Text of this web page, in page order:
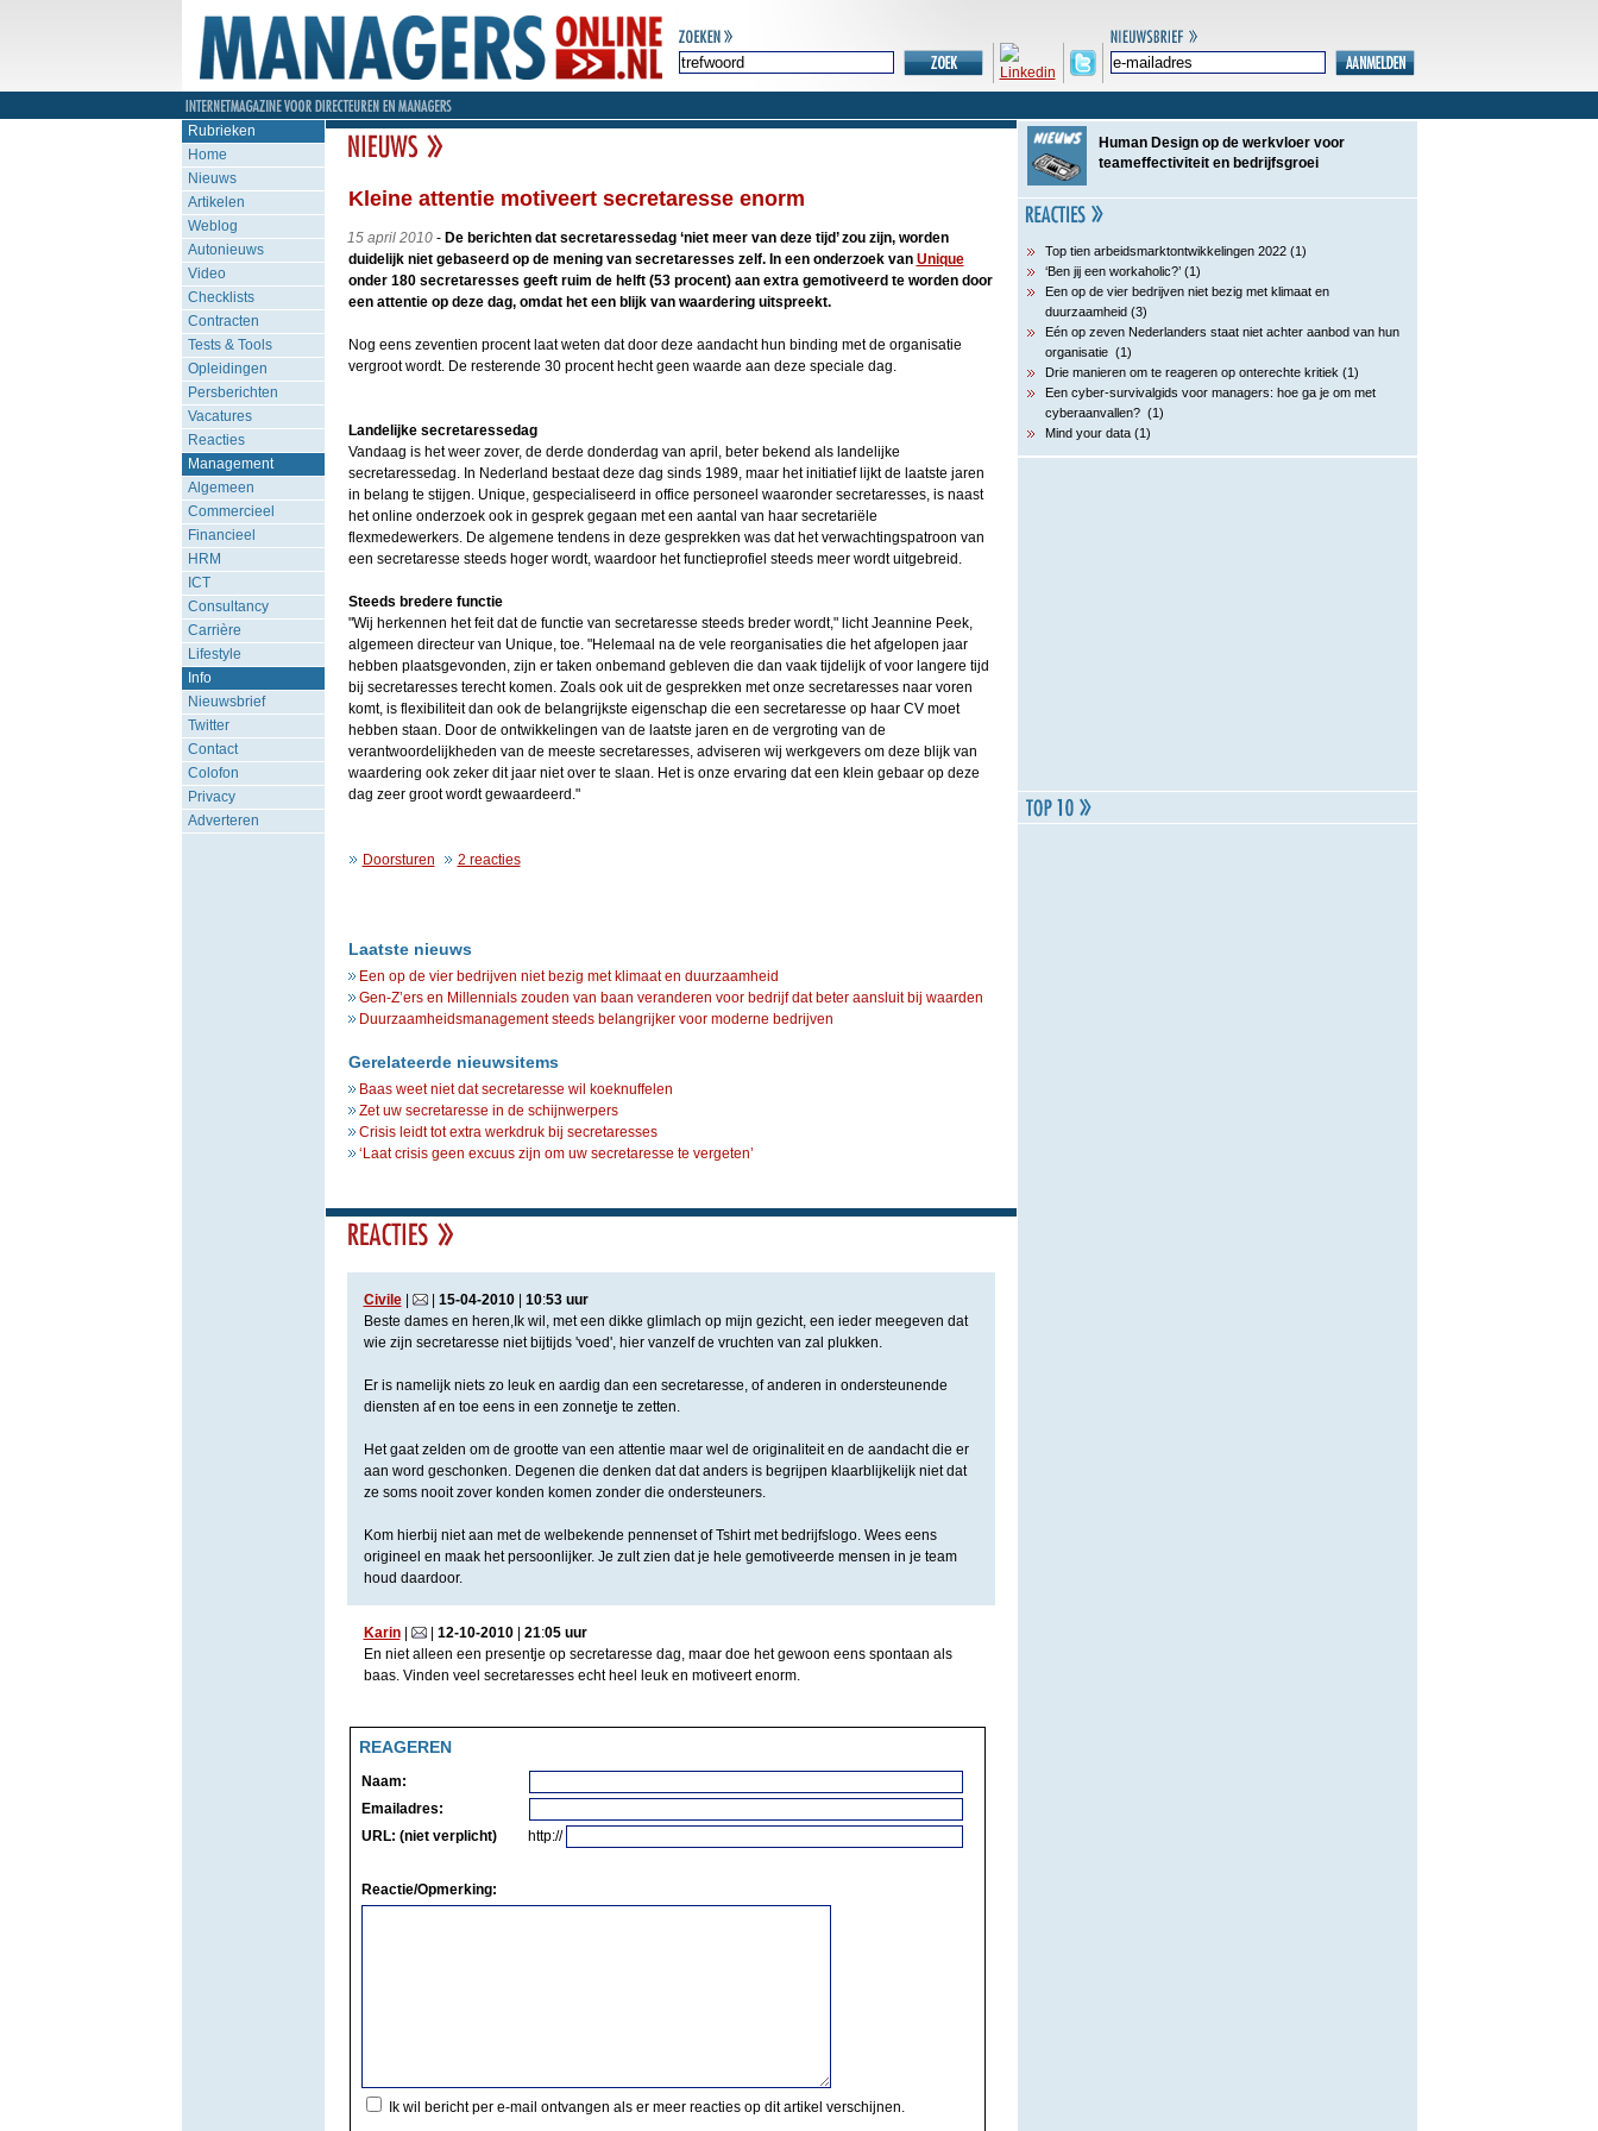
Rubrieken
Home
Nieuws
Artikelen
Weblog
Autonieuws
Video
Checklists
Contracten
Tests & Tools
Opleidingen
Persberichten
Vacatures
Reacties
Management
Algemeen
Commercieel
Financieel
HRM
ICT
Consultancy
Carrière
Lifestyle
Info
Nieuwsbrief
Twitter
Contact
Colofon
Privacy
Adverteren
Kleine attentie motiveert secretaresse enorm
15 april 2010- De berichten dat secretaressedag ‘niet meer van deze tijd’ zou zijn, worden
duidelijk niet gebaseerd op de mening van secretaresses zelf. In een onderzoek van Unique
onder 180 secretaresses geeft ruim de helft (53 procent) aan extra gemotiveerd te worden door
een attentie op deze dag, omdat het een blijk van waardering uitspreekt.
Nog eens zeventien procent laat weten dat door deze aandacht hun binding met de organisatie
vergroot wordt. De resterende 30 procent hecht geen waarde aan deze speciale dag.
Landelijke secretaressedag
Vandaag is het weer zover, de derde donderdag van april, beter bekend als landelijke
secretaressedag. In Nederland bestaat deze dag sinds 1989, maar het initiatief lijkt de laatste jaren
in belang te stijgen. Unique, gespecialiseerd in office personeel waaronder secretaresses, is naast
het online onderzoek ook in gesprek gegaan met een aantal van haar secretariële
flexmedewerkers. De algemene tendens in deze gesprekken was dat het verwachtingspatroon van
een secretaresse steeds hoger wordt, waardoor het functieprofiel steeds meer wordt uitgebreid.
Steeds bredere functie
"Wij herkennen het feit dat de functie van secretaresse steeds breder wordt," licht Jeannine Peek,
algemeen directeur van Unique, toe. "Helemaal na de vele reorganisaties die het afgelopen jaar
hebben plaatsgevonden, zijn er taken onbemand gebleven die dan vaak tijdelijk of voor langere tijd
bij secretaresses terecht komen. Zoals ook uit de gesprekken met onze secretaresses naar voren
komt, is flexibiliteit dan ook de belangrijkste eigenschap die een secretaresse op haar CV moet
hebben staan. Door de ontwikkelingen van de laatste jaren en de vergroting van de
verantwoordelijkheden van de meeste secretaresses, adviseren wij werkgevers om deze blijk van
waardering ook zeker dit jaar niet over te slaan. Het is onze ervaring dat een klein gebaar op deze
dag zeer groot wordt gewaardeerd."
Doorsturen 2 reacties
Laatste nieuws
Een op de vier bedrijven niet bezig met klimaat en duurzaamheid
Gen-Z’ers en Millennials zouden van baan veranderen voor bedrijf dat beter aansluit bij waarden
Duurzaamheidsmanagement steeds belangrijker voor moderne bedrijven
Gerelateerde nieuwsitems
Baas weet niet dat secretaresse wil koeknuffelen
Zet uw secretaresse in de schijnwerpers
Crisis leidt tot extra werkdruk bij secretaresses
‘Laat crisis geen excuus zijn om uw secretaresse te vergeten’
Civile| | 15-04-2010| 10:53 uur
Beste dames en heren,Ik wil, met een dikke glimlach op mijn gezicht, een ieder meegeven dat
wie zijn secretaresse niet bijtijds 'voed', hier vanzelf de vruchten van zal plukken.
Er is namelijk niets zo leuk en aardig dan een secretaresse, of anderen in ondersteunende
diensten af en toe eens in een zonnetje te zetten.
Het gaat zelden om de grootte van een attentie maar wel de originaliteit en de aandacht die er
aan word geschonken. Degenen die denken dat dat anders is begrijpen klaarblijkelijk niet dat
ze soms nooit zover konden komen zonder die ondersteuners.
Kom hierbij niet aan met de welbekende pennenset of Tshirt met bedrijfslogo. Wees eens
origineel en maak het persoonlijker. Je zult zien dat je hele gemotiveerde mensen in je team
houd daardoor.
Karin| | 12-10-2010| 21:05 uur
En niet alleen een presentje op secretaresse dag, maar doe het gewoon eens spontaan als
baas. Vinden veel secretaresses echt heel leuk en motiveert enorm.
REAGEREN
Naam:
Emailadres:
URL: (niet verplicht)
http://
Reactie/Opmerking:
Ik wil bericht per e-mail ontvangen als er meer reacties op dit artikel verschijnen.
Human Design op de werkvloer voor
teameffectiviteit en bedrijfsgroei
Top tien arbeidsmarktontwikkelingen 2022 (1)
‘Ben jij een workaholic?’ (1)
Een op de vier bedrijven niet bezig met klimaat en
duurzaamheid (3)
Eén op zeven Nederlanders staat niet achter aanbod van hun
organisatie (1)
Drie manieren om te reageren op onterechte kritiek (1)
Een cyber-survivalgids voor managers: hoe ga je om met
cyberaanvallen? (1)
Mind your data (1)